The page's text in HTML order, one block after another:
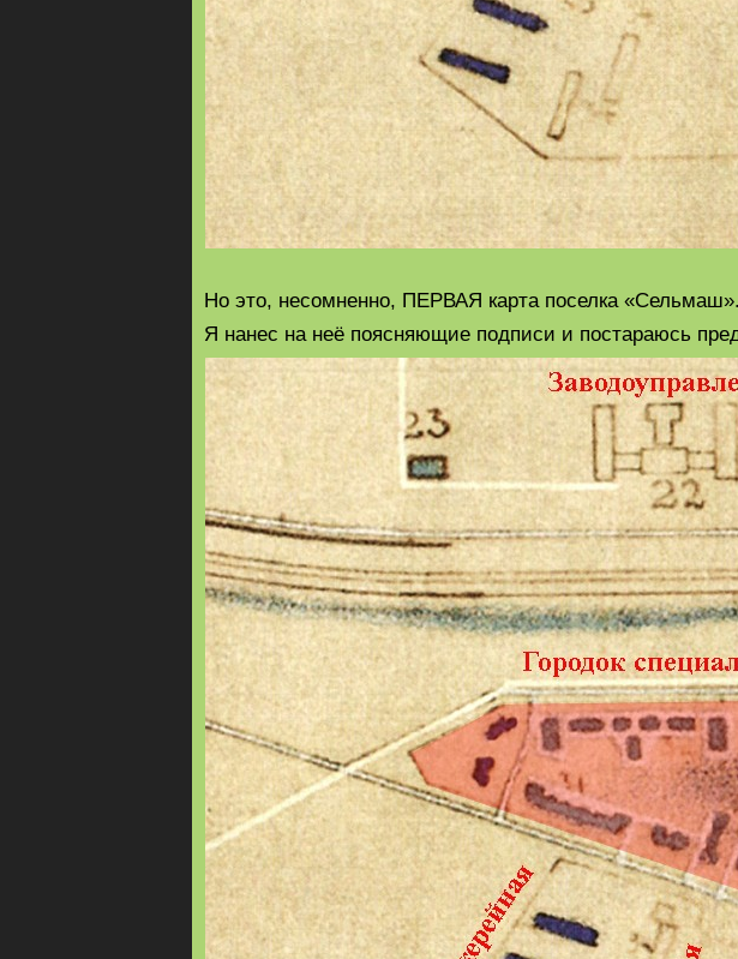
Но это, несомненно, ПЕРВАЯ карта поселка «Сельмаш».
Я нанес на неё поясняющие подписи и постараюсь